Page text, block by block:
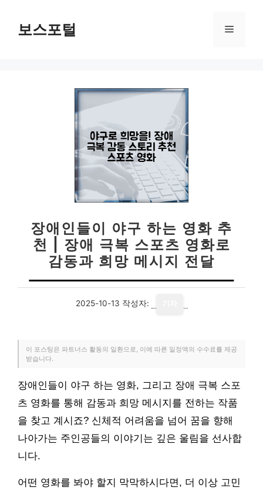
보스포털 메
장애인들이 야구 하는 영화 추
천 | 장애 극복 스포츠 영화로
감동과 희망 메시지 전달
2025-10-13 작성자:
이 포스팅은 파트너스 활동의 일환으로, 이에 따른 일정액의 수수료를 제공
받습니다.
장애인들이 야구 하는 영화, 그리고 장애 극복 스포
츠 영화를 통해 감동과 희망 메시지를 전하는 작품
을 찾고 계시죠? 신체적 어려움을 넘어 꿈을 향해
나아가는 주인공들의 이야기는 깊은 울림을 선사합
니다.
어떤 영화를 봐야 할지 막막하시다면, 더 이상 고민